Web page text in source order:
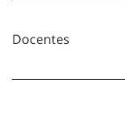
Docentes